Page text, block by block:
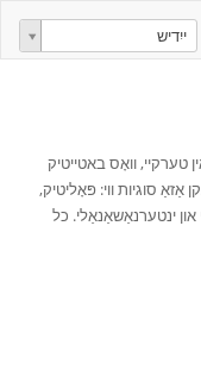
ייִדיש
טערקיי, וואָס באטייטיק
סוגיות ווי: פּאָליטיק,
ינטערנאַשאַנאַלי. כל